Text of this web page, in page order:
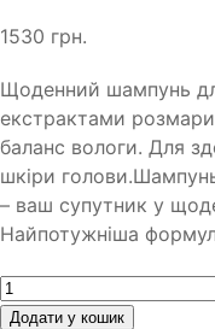
1530 грн.
Щоденний шампунь
екстрактами
баланс вологи. Для
шкіри
– ваш супутник у
Найпотужніша
Кількість
Додати у кошик